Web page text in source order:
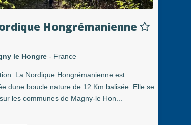
Hongrémanienne
le Hongre - France
La Nordique Hongrémanienne est
dune boucle nature de 12 Km balisée. Elle se
les communes de Magny-le Hon...